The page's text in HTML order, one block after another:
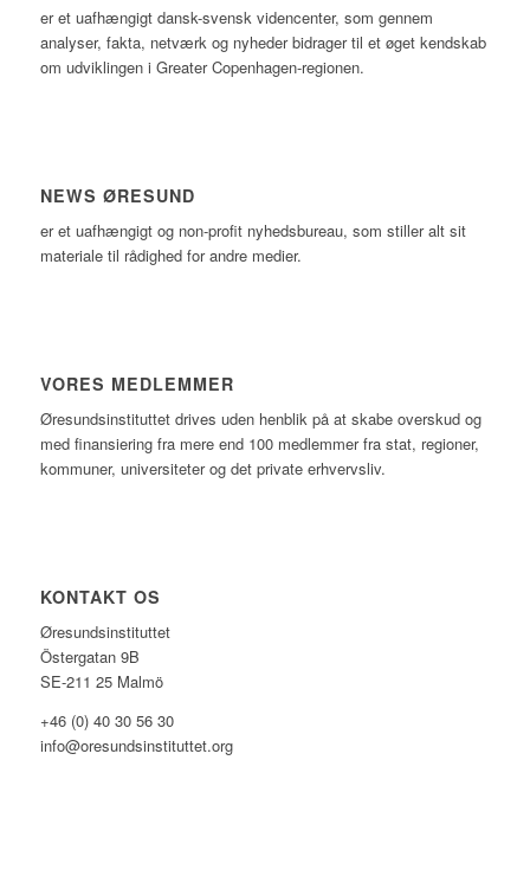
er et uafhængigt dansk-svensk videncenter, som gennem
analyser, fakta, netværk og nyheder bidrager til et øget kendskab
om udviklingen i Greater Copenhagen-regionen.
NEWS ØRESUND
er et uafhængigt og non-profit nyhedsbureau, som stiller alt sit
materiale til rådighed for andre medier.
VORES MEDLEMMER
Øresundsinstituttet drives uden henblik på at skabe overskud og
med finansiering fra mere end 100 medlemmer fra stat, regioner,
kommuner, universiteter og det private erhvervsliv.
KONTAKT OS
Øresundsinstituttet
Östergatan 9B
SE-211 25 Malmö
+46 (0) 40 30 56 30
info@oresundsinstituttet.org